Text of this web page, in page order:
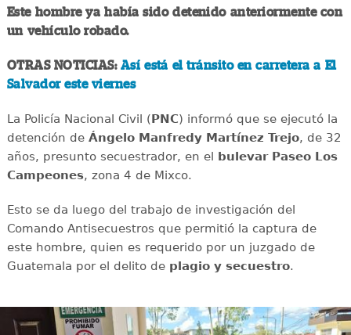
Este hombre ya había sido detenido anteriormente con
un vehículo robado.
OTRAS NOTICIAS: Así está el tránsito en carretera a El
Salvador este viernes
La Policía Nacional Civil (PNC) informó que se ejecutó la
detención de Ángelo Manfredy Martínez Trejo, de 32
años, presunto secuestrador, en el bulevar Paseo Los
Campeones, zona 4 de Mixco.
Esto se da luego del trabajo de investigación del
Comando Antisecuestros que permitió la captura de
este hombre, quien es requerido por un juzgado de
Guatemala por el delito de plagio y secuestro.